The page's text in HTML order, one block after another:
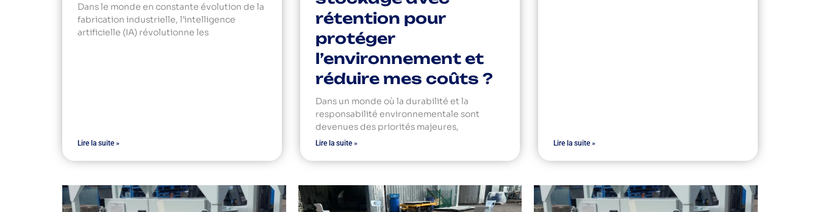
Dans le monde en constante évolution de la
fabrication industrielle, l’intelligence
artificielle (IA) révolutionne les
Lire la suite »
rétention pour
protéger
l’environnement et
réduire mes coûts ?
Dans un monde où la durabilité et la
responsabilité environnementale sont
devenues des priorités majeures,
Lire la suite » Lire la suite »